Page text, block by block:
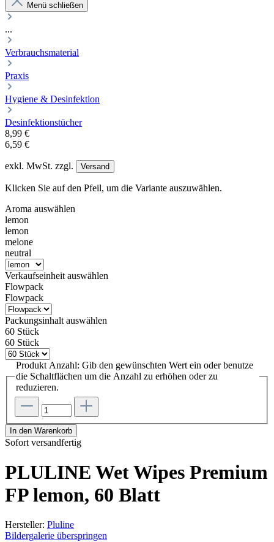
Menü schließen
...
Verbrauchsmaterial
Praxis
Hygiene & Desinfektion
Desinfektionstücher
8,99 €
6,59 €
exkl. MwSt. zzgl. Versand
Klicken Sie auf den Pfeil, um die Variante auszuwählen.
Aroma auswählen
lemon
lemon
melone
neutral
Verkaufseinheit auswählen
Flowpack
Flowpack
Packungsinhalt auswählen
60 Stück
60 Stück
Produkt Anzahl: Gib den gewünschten Wert ein oder benutze
die Schaltflächen um die Anzahl zu erhöhen oder zu
reduzieren.
In den Warenkorb
Sofort versandfertig
PLULINE Wet Wipes Premium
FP lemon, 60 Blatt
Hersteller: Pluline
Bildergalerie überspringen